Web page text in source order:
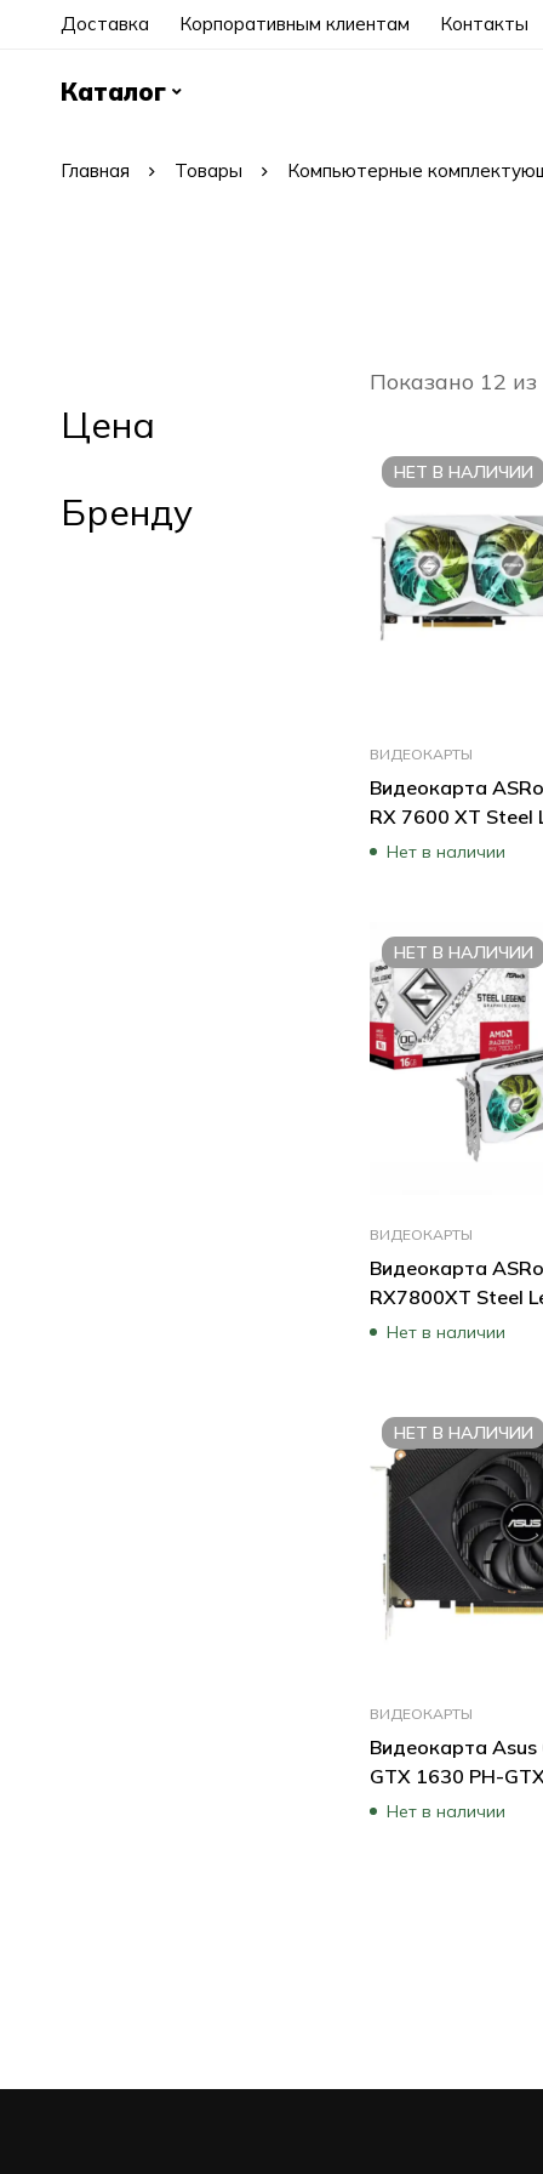
Доставка Корпоративным клиентам Контакты
Каталог
Главная Товары Компьютерные
Цена
Бренду
Показано 12
НЕТ В НАЛИЧИИ
ВИДЕОКАРТЫ
Видеокарта
RX 7600 XT Steel
RX7600XT SL
Нет в наличии
НЕТ В НАЛИЧИИ
ВИДЕОКАРТЫ
Видеокарта
RX7800XT Steel
RX7800XT SL
Нет в наличии
НЕТ В НАЛИЧИИ
ВИДЕОКАРТЫ
Видеокарта Asus
GTX 1630 PH-
EVO (4 ГБ)
Нет в наличии